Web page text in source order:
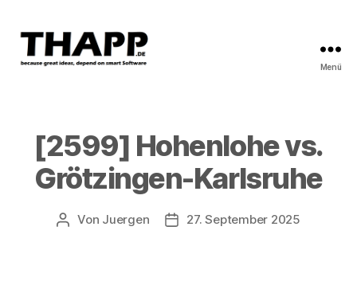
Menü
[2599] Hohenlohe vs.
Grötzingen-Karlsruhe
Beitragsautor
Von Juergen Beitragsdatum
27. September 2025